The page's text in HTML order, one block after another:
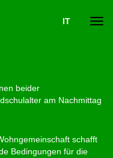
IT
beider
am Nachmittag
schafft
Bedingungen für die